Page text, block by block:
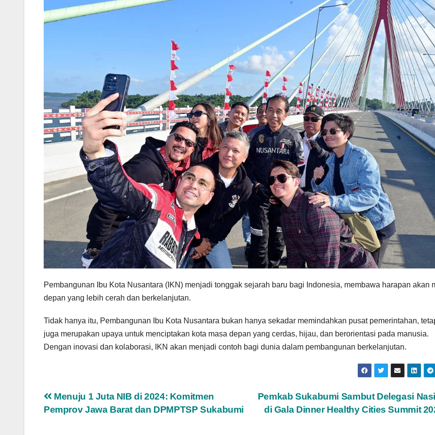
Pembangunan Ibu Kota Nusantara (IKN) menjadi tonggak sejarah baru bagi Indonesia, membawa harapan akan
depan yang lebih cerah dan berkelanjutan.
Tidak hanya itu, Pembangunan Ibu Kota Nusantara bukan hanya sekadar memindahkan pusat pemerintahan,
juga merupakan upaya untuk menciptakan kota masa depan yang cerdas, hijau, dan berorientasi pada manusia.
Dengan inovasi dan kolaborasi, IKN akan menjadi contoh bagi dunia dalam pembangunan berkelanjutan.
Navigasi
pos
Pemkab Sukabumi Sambut Delegasi
di Gala Dinner Healthy Cities Summit
Menuju 1 Juta NIB di 2024: Komitmen
Pemprov Jawa Barat dan DPMPTSP Sukabumi